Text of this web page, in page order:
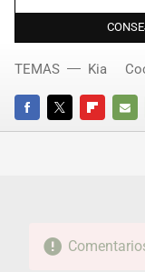
FACEBOOKTWITTERFLIPBOARD
E-
TEMAS Kia